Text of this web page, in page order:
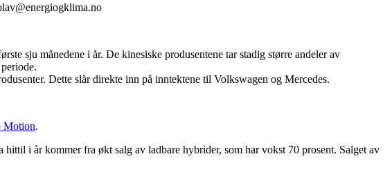
sju månedene i år. De kinesiske produsentene tar stadig større andeler av
Dette slår direkte inn på inntektene til Volkswagen og Mercedes.
Motion.
i år kommer fra økt salg av ladbare hybrider, som har vokst 70 prosent. Salget av